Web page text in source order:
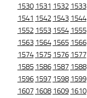
1530 1531 1532 1533
1541 1542 1543 1544
1552 1553 1554 1555
1563 1564 1565 1566
1574 1575 1576 1577
1585 1586 1587 1588
1596 1597 1598 1599
1607 1608 1609 1610